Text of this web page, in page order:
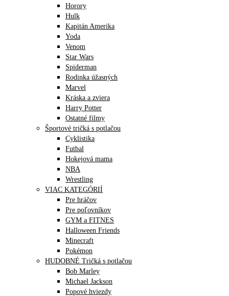
Horory
Hulk
Kapitán Amerika
Yoda
Venom
Star Wars
Spiderman
Rodinka úžasných
Marvel
Kráska a zviera
Harry Potter
Ostatné filmy
Športové tričká s potlačou
Cyklistika
Futbal
Hokejová mama
NBA
Wrestling
VIAC KATEGÓRIÍ
Pre hráčov
Pre poľovníkov
GYM a FITNES
Halloween Friends
Minecraft
Pokémon
HUDOBNÉ Tričká s potlačou
Bob Marley
Michael Jackson
Popové hviezdy